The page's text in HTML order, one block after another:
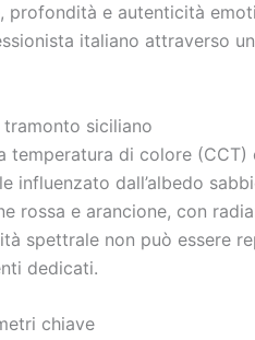
profondità e autenticità
italiano attraverso
tramonto siciliano
temperatura di colore
dall’albedo
rossa e arancione, con
spettrale non può essere
dedicati.
chiave